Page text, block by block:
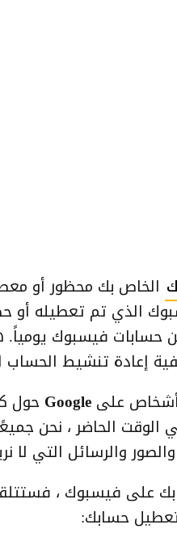
الخاص بك محظور أو
الذي تم تعطيله أو
حسابات فيسبوك يومياً.
إعادة تنشيط
علىGoogle حول
الحاضر ، نحن
والرسائل التي
على فيسبوك ،
حسابك: